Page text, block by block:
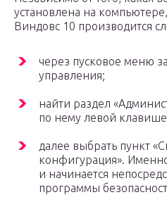
установлена на
Виндовс 10 производится
через пусковое меню
управления;
найти раздел
по нему левой
далее выбрать пункт
конфигурация».
и начинается
программы